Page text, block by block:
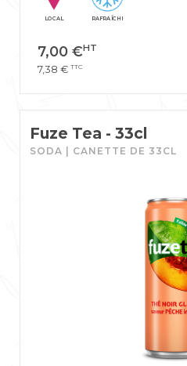
LOCAL RAFRAÎCHI
7,00 €HT
7,38 € TTC
Fuze Tea - 33cl
SODA | CANETTE DE 33CL